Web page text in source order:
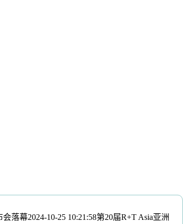
幕2024-10-25 10:21:58第20届R+T Asia亚洲